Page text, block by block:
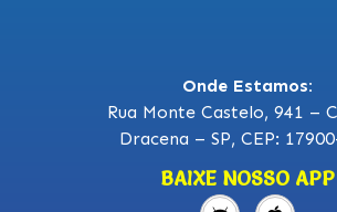
Onde Estamos:
Rua Monte Castelo, 941 –
Dracena – SP, CEP:
BAIXE NOSSO APP